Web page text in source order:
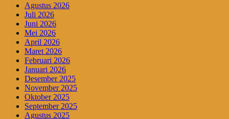
Agustus 2026
Juli 2026
Juni 2026
Mei 2026
April 2026
Maret 2026
Februari 2026
Januari 2026
Desember 2025
November 2025
Oktober 2025
September 2025
Agustus 2025